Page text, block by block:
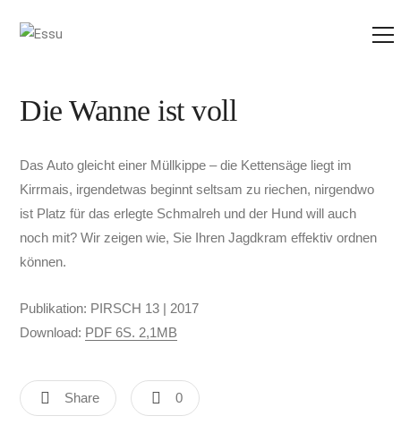
Die Wanne ist voll
Das Auto gleicht einer Müllkippe – die Kettensäge liegt im
Kirrmais, irgendetwas beginnt seltsam zu riechen, nirgendwo
ist Platz für das erlegte Schmalreh und der Hund will auch
noch mit? Wir zeigen wie, Sie Ihren Jagdkram effektiv ordnen
können.
Publikation: PIRSCH 13 | 2017
Download: PDF 6S. 2,1MB
Share 0